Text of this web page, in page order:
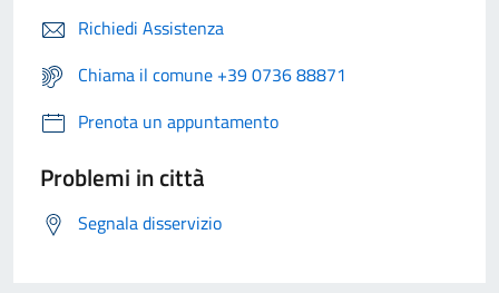
Richiedi Assistenza
Chiama il comune +39 0736 88871
Prenota un appuntamento
Problemi in città
Segnala disservizio